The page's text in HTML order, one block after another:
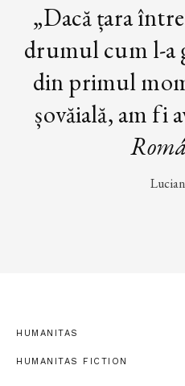
„Dacă țara
drumul cum l-a
din primul
șovăială, am fi
HUMANITAS
HUMANITAS FICTION